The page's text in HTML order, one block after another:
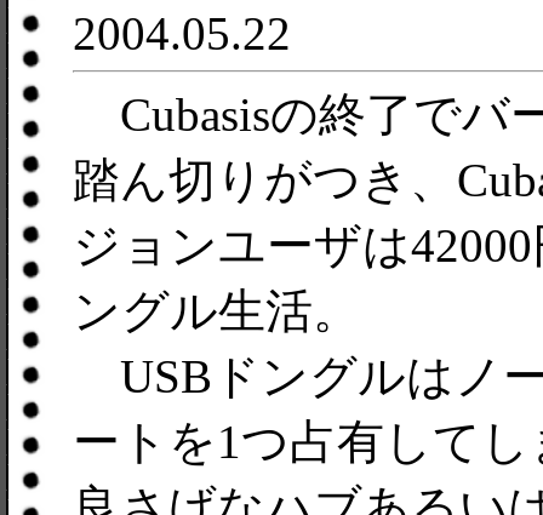
2004.05.22
Cubasisの終了でバ
踏ん切りがつき、
ジョンユーザは
ングル生活。
USBドングルはノ
ートを1つ占有して